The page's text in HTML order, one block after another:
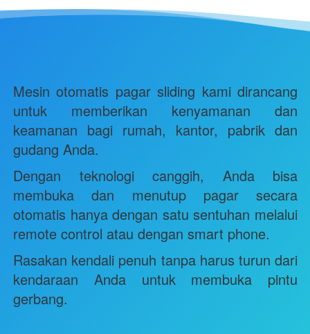
Mesin otomatis pagar sliding kami dirancang
untuk memberikan kenyamanan dan
keamanan bagi rumah, kantor, pabrik dan
gudang Anda.
Dengan teknologi canggih, Anda bisa
membuka dan menutup pagar secara
otomatis hanya dengan satu sentuhan melalui
remote control atau dengan smart phone.
Rasakan kendali penuh tanpa harus turun dari
kendaraan Anda untuk membuka pintu
gerbang.